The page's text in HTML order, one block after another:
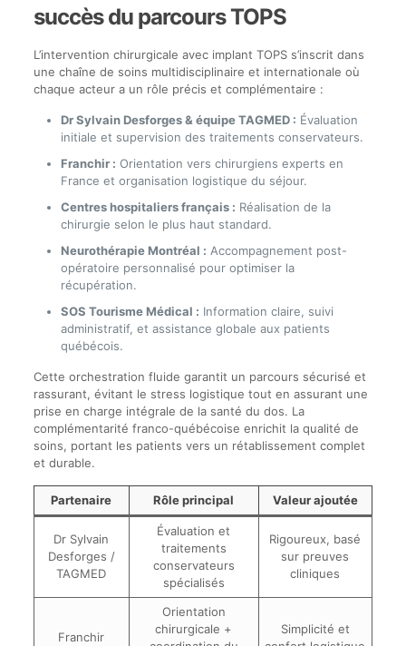
succès du parcours TOPS
L’intervention chirurgicale avec implant TOPS s’inscrit dans
une chaîne de soins multidisciplinaire et internationale où
chaque acteur a un rôle précis et complémentaire :
Dr Sylvain Desforges & équipe TAGMED : Évaluation
initiale et supervision des traitements conservateurs.
Franchir : Orientation vers chirurgiens experts en
France et organisation logistique du séjour.
Centres hospitaliers français : Réalisation de la
chirurgie selon le plus haut standard.
Neurothérapie Montréal : Accompagnement post-
opératoire personnalisé pour optimiser la
récupération.
SOS Tourisme Médical : Information claire, suivi
administratif, et assistance globale aux patients
québécois.
Cette orchestration fluide garantit un parcours sécurisé et
rassurant, évitant le stress logistique tout en assurant une
prise en charge intégrale de la santé du dos. La
complémentarité franco-québécoise enrichit la qualité de
soins, portant les patients vers un rétablissement complet
et durable.
Partenaire Rôle principal Valeur ajoutée
Dr Sylvain
Desforges /
TAGMED
Évaluation et
traitements
conservateurs
spécialisés
Rigoureux, basé
sur preuves
cliniques
Franchir
Orientation
chirurgicale +
Simplicité et